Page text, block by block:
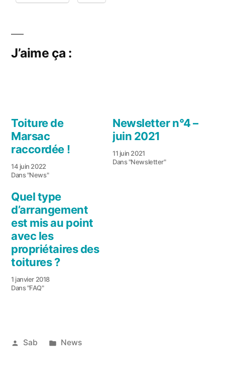
J’aime ça :
Toiture de
Marsac
raccordée !
14 juin 2022
Dans "News"
Newsletter n°4 –
juin 2021
11 juin 2021
Dans "Newsletter"
Quel type
d’arrangement
est mis au point
avec les
propriétaires des
toitures ?
1 janvier 2018
Dans "FAQ"
Publié
Sab
Publié
News